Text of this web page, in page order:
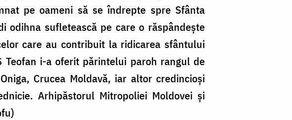
pe oameni să se îndrepte spre Sfânta
sufletească pe care o răspândește
care au contribuit la ridicarea sfântului
i-a oferit părintelui paroh rangul de
Crucea Moldavă, iar altor credincioși
Arhipăstorul Mitropoliei Moldovei și